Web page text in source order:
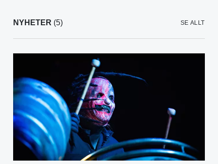
NYHETER (5) SE ALLT